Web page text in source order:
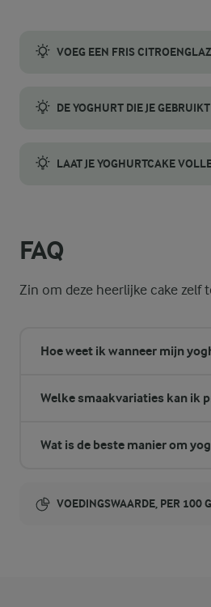
VOEG EEN FRIS
DE YOGHURT DIE JE
LAAT JE YOGHURTCAKE
FAQ
Zin om deze heerlijke cake zelf
Hoe weet ik wanneer mijn
Welke smaakvariaties kan ik
Wat is de beste manier om
VOEDINGSWAARDE, PER 100 G